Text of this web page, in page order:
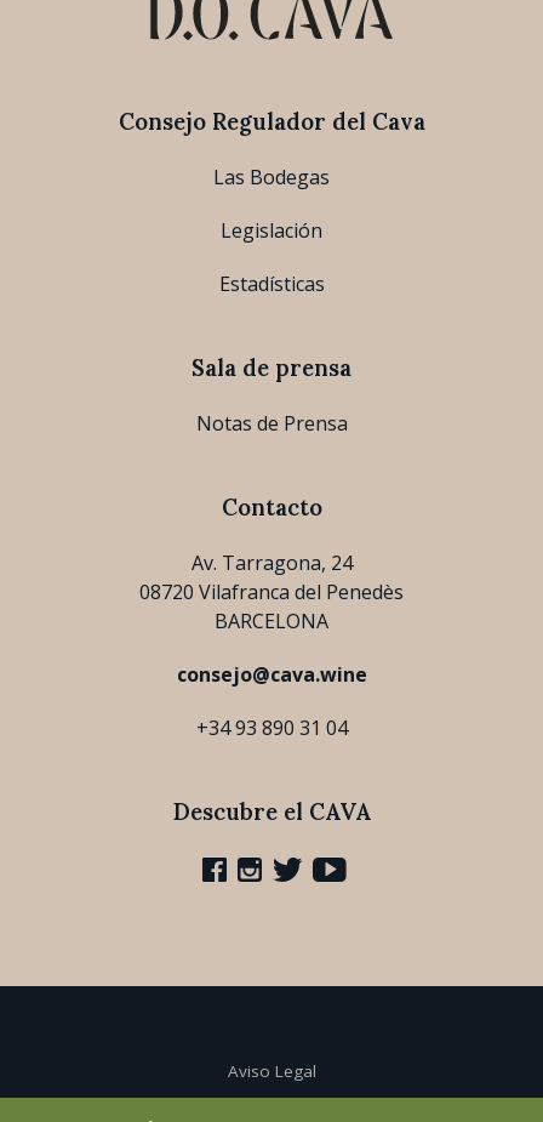
Consejo Regulador del Cava
Las Bodegas
Legislación
Estadísticas
Sala de prensa
Notas de Prensa
Contacto
Av. Tarragona, 24
08720 Vilafranca del Penedès
BARCELONA
consejo@cava.wine
+34 93 890 31 04
Descubre el CAVA
Aviso Legal